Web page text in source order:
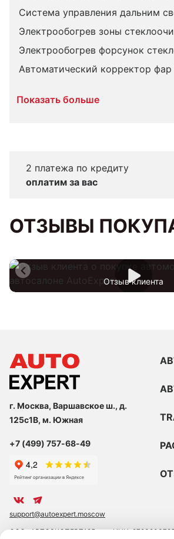
Система управления дальним
Электрообогрев зоны
Электрообогрев форсунок
Автоматический корректор фар
Показать больше
2 платежа по кредиту
оплатим за вас
ОТЗЫВЫ
Отзыв клиента
г. Москва, Варшавское ш., д.
125с1В, м. Южная
+7 (499) 757-68-49
support@autoexpert.moscow
ООО «АВТОЭКСПЕРТ125» ИНН: